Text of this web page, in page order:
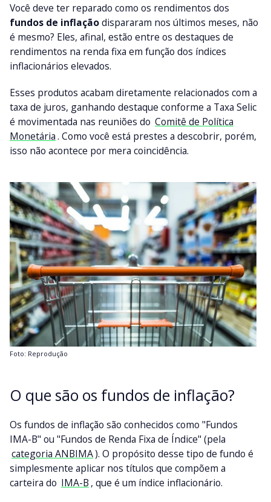
Você deve ter reparado como os rendimentos dos
fundos de inflaçãodispararam nos últimos meses, não
é mesmo? Eles, afinal, estão entre os destaques de
rendimentos na renda fixa em função dos índices
inflacionários elevados.
Esses produtos acabam diretamente relacionados com a
taxa de juros, ganhando destaque conforme a Taxa Selic
é movimentada nas reuniões do Comitê de Política
Monetária. Como você está prestes a descobrir, porém,
isso não acontece por mera coincidência.
Foto: Reprodução
O que são os fundos de inflação?
Os fundos de inflação são conhecidos como "Fundos
IMA-B" ou "Fundos de Renda Fixa de Índice" (pela
categoria ANBIMA). O propósito desse tipo de fundo é
simplesmente aplicar nos títulos que compõem a
carteira do IMA-B , que é um índice inflacionário.